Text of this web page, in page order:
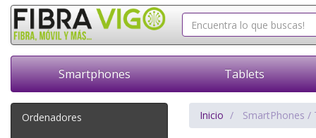
Smartphones Tablets
Ordenadores Inicio SmartPhones /